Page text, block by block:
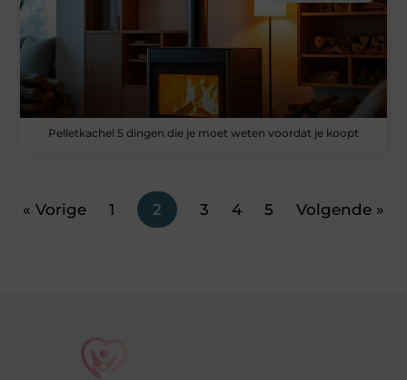
Pelletkachel 5 dingen die je moet weten voordat je koopt
« Vorige 1 2 3 4 5 Volgende »